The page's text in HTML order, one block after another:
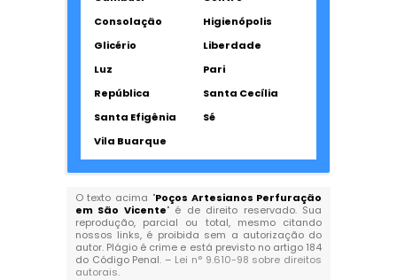
Consolação
Higienópolis
Glicério
Liberdade
Luz
Pari
República
Santa Cecília
Santa Efigênia
Sé
Vila Buarque
O texto acima "Poços Artesianos Perfuração
em São Vicente" é de direito reservado. Sua
reprodução, parcial ou total, mesmo citando
nossos links, é proibida sem a autorização do
autor. Plágio é crime e está previsto no artigo 184
do Código Penal. – Lei n° 9.610-98 sobre direitos
autorais.